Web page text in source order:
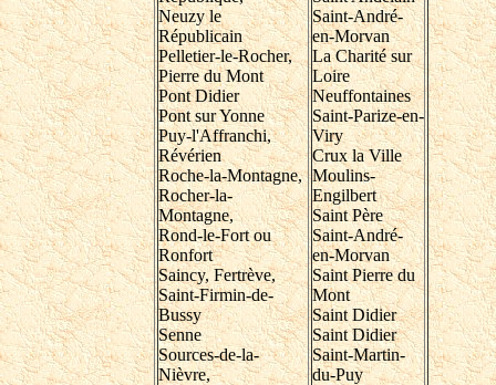
Neuzy le
Républicain
Pelletier-le-Rocher,
Pierre du Mont
Pont Didier
Pont sur Yonne
Puy-l'Affranchi,
Révérien
Roche-la-Montagne,
Rocher-la-
Montagne,
Rond-le-Fort ou
Ronfort
Saincy, Fertrève,
Saint-Firmin-de-
Bussy
Senne
Sources-de-la-
Nièvre,
Saint-André-
en-Morvan
La Charité sur
Loire
Neuffontaines
Saint-Parize-en-
Viry
Crux la Ville
Moulins-
Engilbert
Saint Père
Saint-André-
en-Morvan
Saint Pierre du
Mont
Saint Didier
Saint Didier
Saint-Martin-
du-Puy